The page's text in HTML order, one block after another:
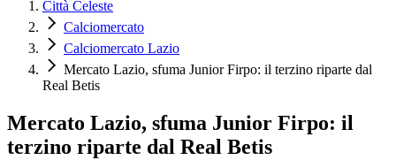
Città Celeste
Calciomercato
Calciomercato Lazio
Mercato Lazio, sfuma Junior Firpo: il terzino riparte dal
Real Betis
Mercato Lazio, sfuma Junior Firpo: il
terzino riparte dal Real Betis